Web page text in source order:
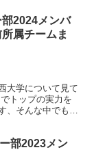
2024メンバ
属チームま
大学について見て
トップの実力を
、そんな中でも関
部2023メン